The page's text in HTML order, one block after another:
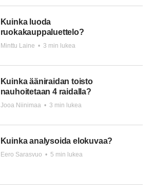
Kuinka luoda
ruokakauppaluettelo?
Minttu Laine • 3 min lukea
Kuinka ääniraidan toisto
nauhoitetaan 4 raidalla?
Jooa Niinimaa • 3 min lukea
Kuinka analysoida elokuvaa?
Eero Sarasvuo • 5 min lukea